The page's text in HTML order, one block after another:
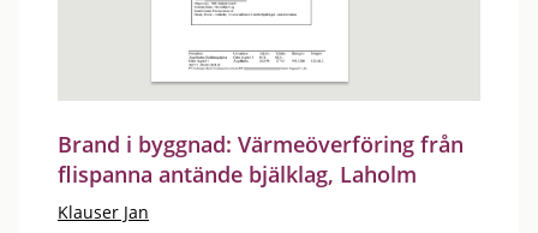
Brand i byggnad: Värmeöverföring från
flispanna antände bjälklag, Laholm
Klauser Jan